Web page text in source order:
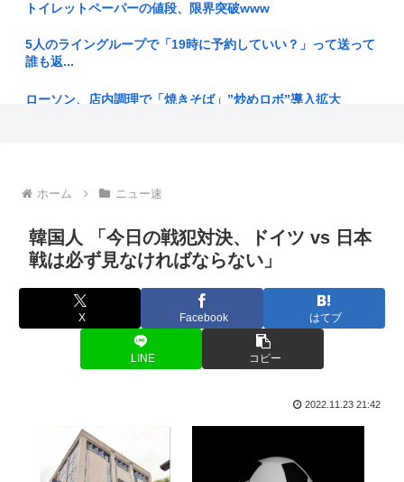
【週販】Switch2『30,606台』PS5『10,107台』...
真面目じゃないのがかっこいい、素直に従うのはかっこ悪いと
思い込ん...
日本人の人口が42年ぶり1億2千万人割れ…91万人減の1億
【旅行】エジプトで自撮りしていたら、ガイドが「撮ります
【試合結果】ヤクルト0-5中日 完封負けで7連敗…増居が6回
無失...
生活保護を打ち切られたニート（32）「今から全員ぶっ殺し
に行って...
なぜフランス人はこれほど日本が好きなのか? 中国ネット「中
「ずいぶん優雅」茂木敏充外相 熊本の被災地が過酷生活のな
か…外遊...
【悲報】ハズレのフードコートに必ずある店
トイレットペーパーの値段、限界突破www
5人のライングループで「19時に予約していい？」って送って
誰も返...
ローソン、店内調理で「焼きそば」”炒めロボ”導入拡大
対戦...
元フジTV渡邉渚「悪いのは全部中居正広！」
【乞食速報】今年の新米価格 5キロで1100円くらいになる
あーしJKだけど身長172あるwww
腕時計、激臭！！！
ホーム ニュー速
韓国人 「今日の戦犯対決、ドイツ vs 日本
戦は必ず見なければならない」
X Facebook はてブ
LINE コピー
2022.11.23 21:42